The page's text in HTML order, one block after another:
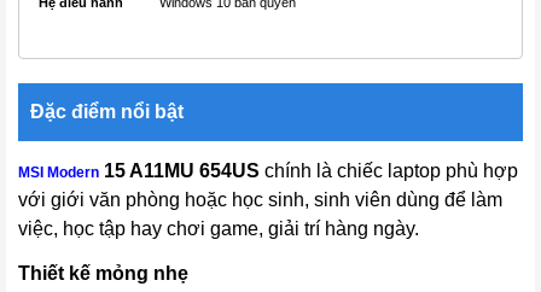
Đặc điểm nổi bật
MSI Modern 15 A11MU 654US chính là chiếc laptop phù hợp
với giới văn phòng hoặc học sinh, sinh viên dùng để làm
việc, học tập hay chơi game, giải trí hàng ngày.
Thiết kế mỏng nhẹ